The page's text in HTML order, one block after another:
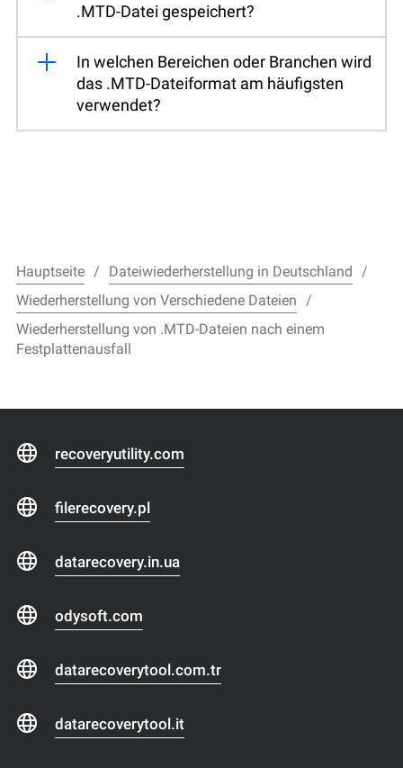
.MTD-Datei gespeichert?
In welchen Bereichen oder Branchen wird
das .MTD-Dateiformat am häufigsten
verwendet?
Hauptseite
Dateiwiederherstellung in Deutschland
Wiederherstellung von Verschiedene Dateien
Wiederherstellung von .MTD-Dateien nach einem
Festplattenausfall
recoveryutility.com
filerecovery.pl
datarecovery.in.ua
odysoft.com
datarecoverytool.com.tr
datarecoverytool.it